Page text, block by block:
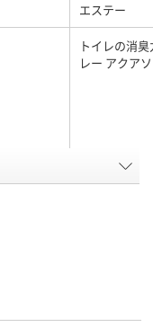
エステー
トイレの消
レー アクア
トイレ用